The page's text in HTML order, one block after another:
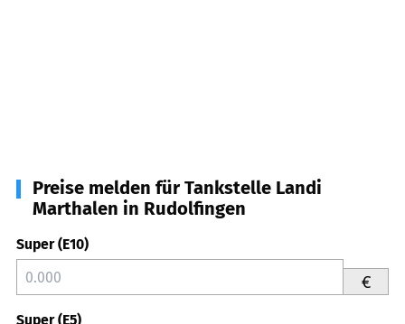
Preise melden für Tankstelle Landi
Marthalen in Rudolfingen
Super (E10)
€
Super (E5)